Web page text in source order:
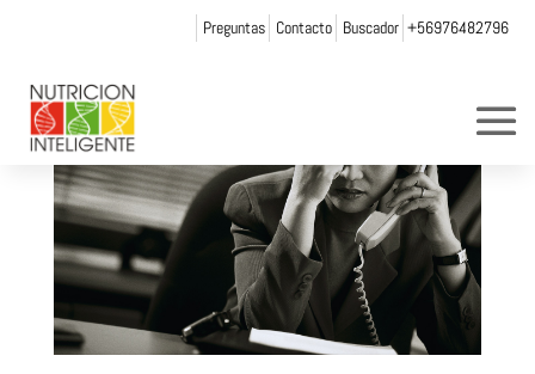
Preguntas Contacto Buscador +56976482796